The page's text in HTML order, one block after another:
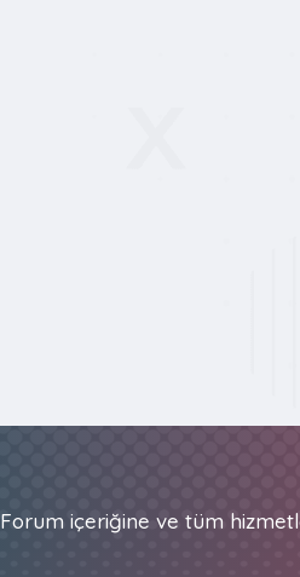
Forum içeriğine ve tüm